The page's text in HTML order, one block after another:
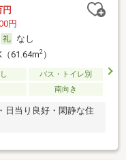
円
円
なし
（61.64m2）
バス・トイレ別
南向き
日当り良好・閑静な住